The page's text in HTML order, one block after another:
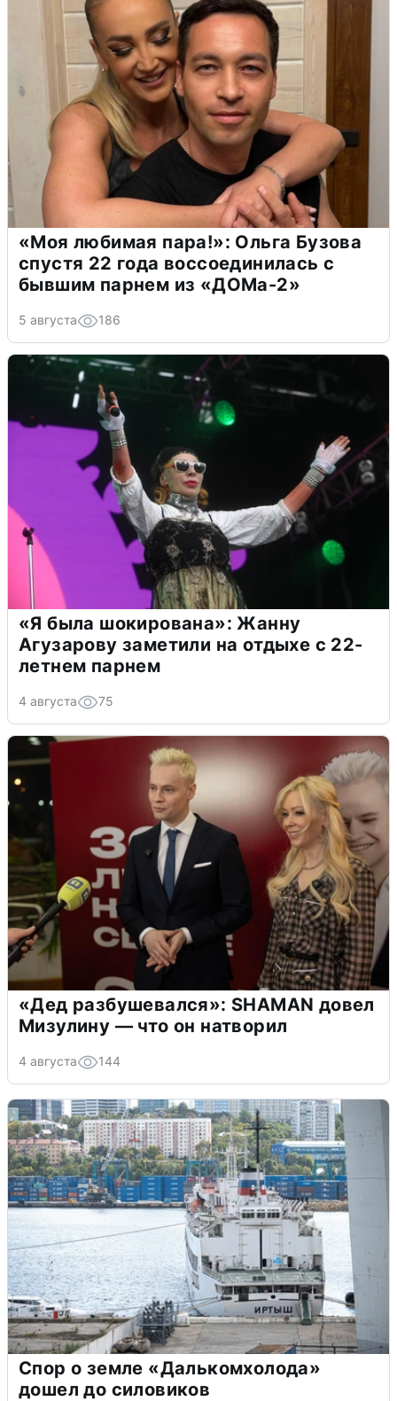
«Моя любимая пара!»: Ольга Бузова
спустя 22 года воссоединилась с
бывшим парнем из «ДОМа-2»
5 августа 186
«Я была шокирована»: Жанну
Агузарову заметили на отдыхе с 22-
летнем парнем
4 августа 75
«Дед разбушевался»: SHAMAN довел
Мизулину — что он натворил
4 августа 144
Спор о земле «Далькомхолода»
дошел до силовиков